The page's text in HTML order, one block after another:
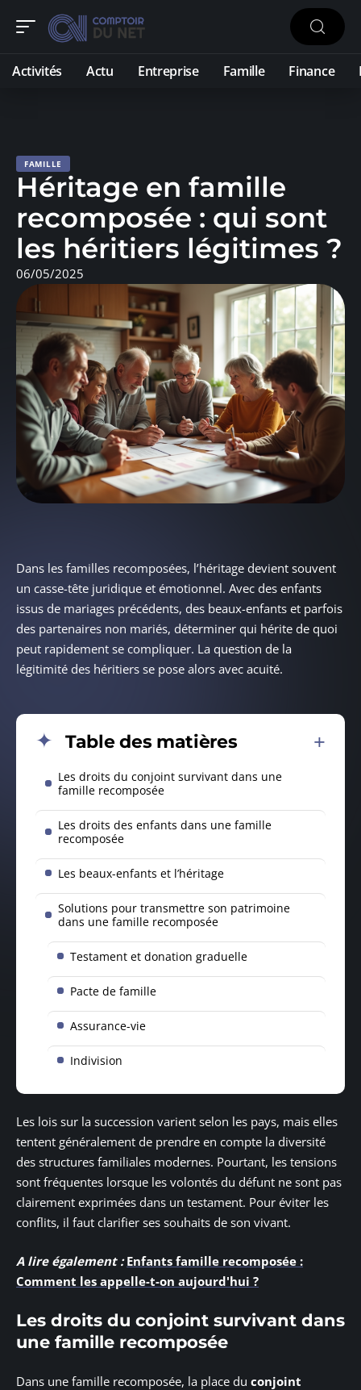
Activités Actu Entreprise Famille Finance
FAMILLE
Héritage en famille
recomposée : qui sont
les héritiers légitimes ?
06/05/2025
Dans les familles recomposées, l’héritage devient souvent
un casse-tête juridique et émotionnel. Avec des enfants
issus de mariages précédents, des beaux-enfants et parfois
des partenaires non mariés, déterminer qui hérite de quoi
peut rapidement se compliquer. La question de la
légitimité des héritiers se pose alors avec acuité.
Table des matières
Les droits du conjoint survivant dans une
famille recomposée
Les droits des enfants dans une famille
recomposée
Les beaux-enfants et l’héritage
Solutions pour transmettre son patrimoine
dans une famille recomposée
Testament et donation graduelle
Pacte de famille
Assurance-vie
Indivision
Les lois sur la succession varient selon les pays, mais elles
tentent généralement de prendre en compte la diversité
des structures familiales modernes. Pourtant, les tensions
sont fréquentes lorsque les volontés du défunt ne sont pas
clairement exprimées dans un testament. Pour éviter les
conflits, il faut clarifier ses souhaits de son vivant.
A lire également : Enfants famille recomposée :
Comment les appelle-t-on aujourd'hui ?
Les droits du conjoint survivant dans
une famille recomposée
Dans une famille recomposée, la place du conjoint